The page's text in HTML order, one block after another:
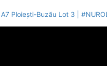
Ploiești-Buzău Lot 3 |